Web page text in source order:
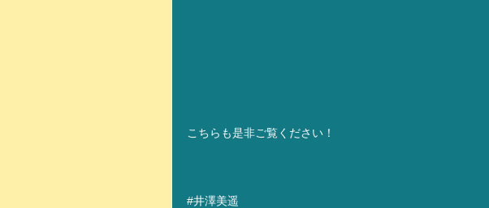
こちらも是非ご覧ください！
#井澤美遥